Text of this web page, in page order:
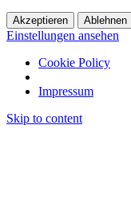
Akzeptieren Ablehnen
Einstellungen ansehen
Cookie Policy
Impressum
Skip to content